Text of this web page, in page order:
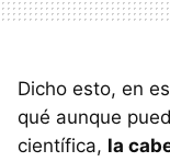
Dicho esto, en
qué aunque
científica, la